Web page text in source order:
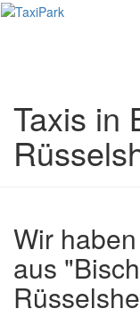
Taxis in
Wir
aus